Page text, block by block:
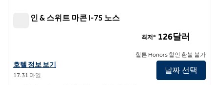
햄튼 인 & 스위트 마콘 I-75 노스
햄튼 인 & 스위트 마콘 I-75 노스의 호텔 정보 보기
호텔 정보 보기
17.31 마일
최저* 126달러
힐튼 Honors 할인 환불 불가
날짜 선택